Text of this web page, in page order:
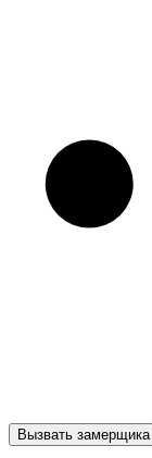
Вызвать замерщика